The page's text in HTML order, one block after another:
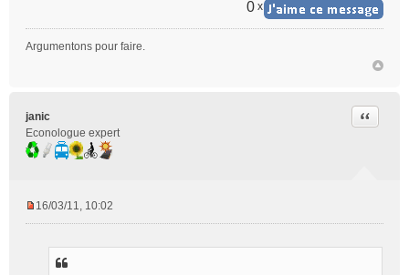
0 x
Argumentons pour faire.
janic
Econologue expert
Citer
16/03/11, 10:02